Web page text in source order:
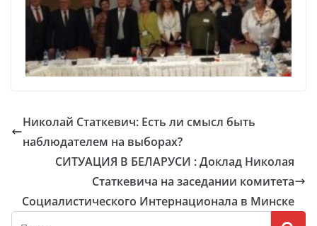
Николай Статкевич: Есть ли смысл быть
наблюдателем на выборах?
СИТУАЦИЯ В БЕЛАРУСИ : Доклад Николая
Статкевича на заседании комитета
Социалистического Интернационала в Минске